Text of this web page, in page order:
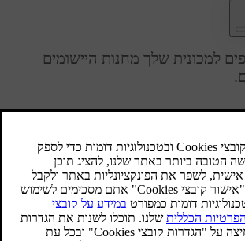
למכונית שלך מחנות היישומים
היישומים
בסרגל התחתון.
Getכדי לעבור לחנות היישומים.
להוריד.
והתקן אותו.
בהצלחה, הוא יופיע בספריית היישומים.